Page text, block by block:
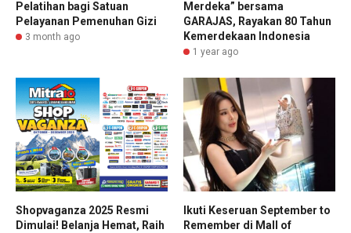
Pelatihan bagi Satuan
Pelayanan Pemenuhan Gizi
3 month ago
Merdeka” bersama
GARAJAS, Rayakan 80 Tahun
Kemerdekaan Indonesia
1 year ago
Shopvaganza 2025 Resmi
Dimulai! Belanja Hemat, Raih
Ikuti Keseruan September to
Remember di Mall of